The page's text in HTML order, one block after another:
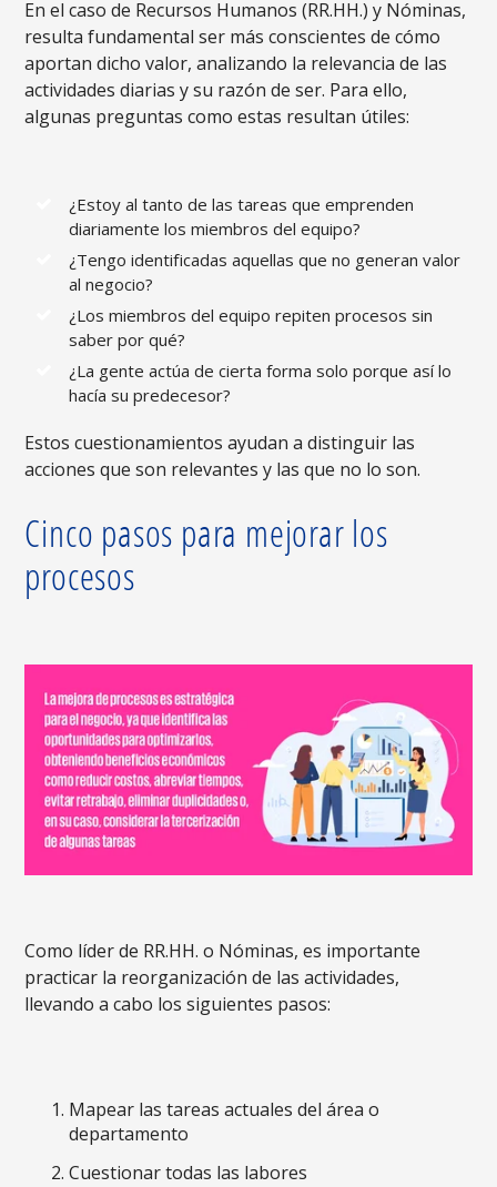
En el caso de Recursos Humanos (RR.HH.) y Nóminas,
resulta fundamental ser más conscientes de cómo
aportan dicho valor, analizando la relevancia de las
actividades diarias y su razón de ser. Para ello,
algunas preguntas como estas resultan útiles:
¿Estoy al tanto de las tareas que emprenden
diariamente los miembros del equipo?
¿Tengo identificadas aquellas que no generan valor
al negocio?
¿Los miembros del equipo repiten procesos sin
saber por qué?
¿La gente actúa de cierta forma solo porque así lo
hacía su predecesor?
Estos cuestionamientos ayudan a distinguir las
acciones que son relevantes y las que no lo son.
Cinco pasos para mejorar los
procesos
Como líder de RR.HH. o Nóminas, es importante
practicar la reorganización de las actividades,
llevando a cabo los siguientes pasos:
Mapear las tareas actuales del área o
departamento
Cuestionar todas las labores